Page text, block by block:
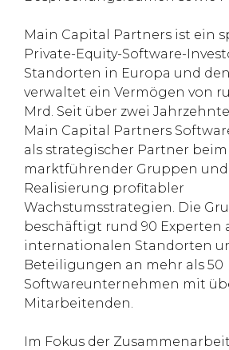
Main Capital Partners ist ein
Private-Equity-Software-
Standorten in Europa und
verwaltet ein Vermögen von
Mrd. Seit über zwei
Main Capital Partners
als strategischer Partner
marktführender Gruppen
Realisierung profitabler
Wachstumsstrategien. Die
beschäftigt rund 90 Experten
internationalen Standorten
Beteiligungen an mehr als 50
Softwareunternehmen mit
Mitarbeitenden.
Im Fokus der